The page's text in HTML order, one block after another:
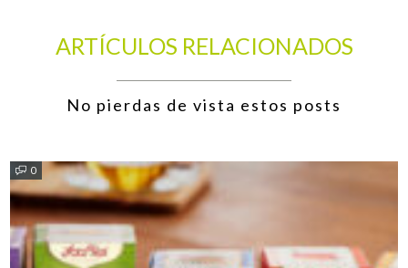
ARTÍCULOS RELACIONADOS
No pierdas de vista estos posts
0